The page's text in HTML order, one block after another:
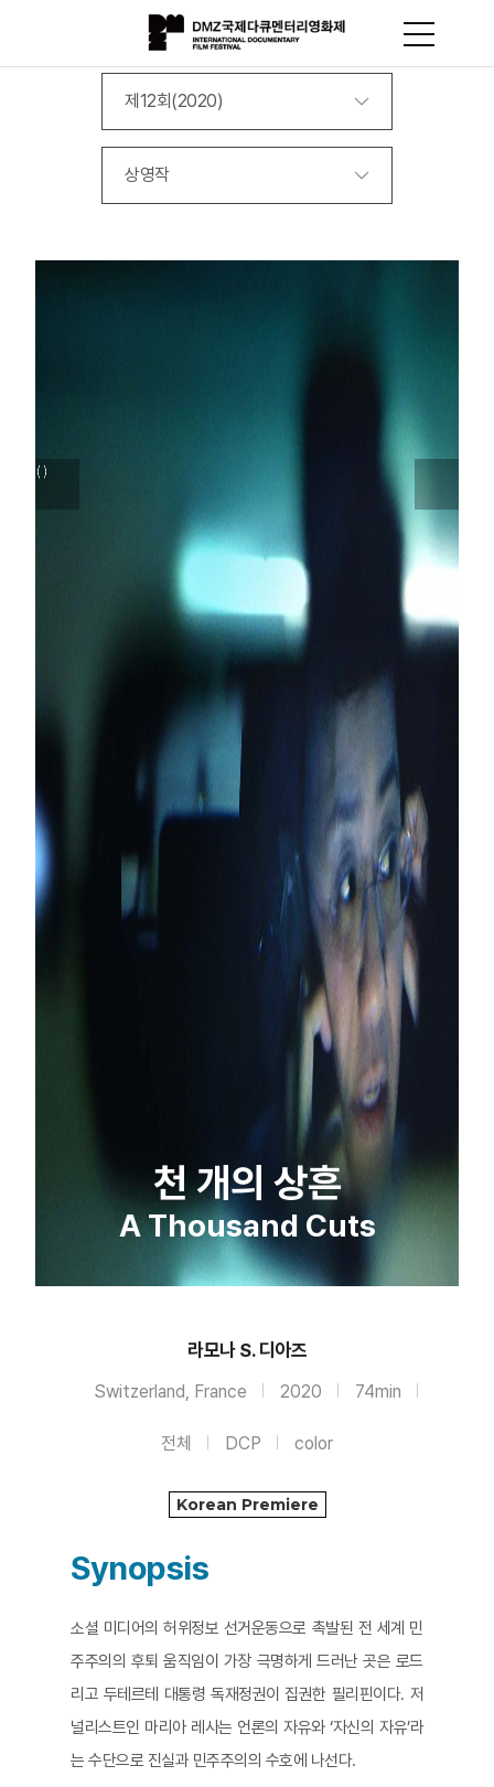
제12회(2020)
상영작
천 개의 상흔
A Thousand Cuts
라모나 S. 디아즈
Switzerland, France 2020 74min
전체 DCP color
Korean Premiere
Synopsis
소셜 미디어의 허위정보 선거운동으로 촉발된 전 세계 민
주주의의 후퇴 움직임이 가장 극명하게 드러난 곳은 로드
리고 두테르테 대통령 독재정권이 집권한 필리핀이다. 저
널리스트인 마리아 레사는 언론의 자유와 ‘자신의 자유’라
는 수단으로 진실과 민주주의의 수호에 나선다.